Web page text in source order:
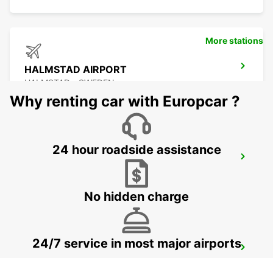
HALMSTAD AIRPORT
HALMSTAD - SWEDEN
HALMSTAD TAGSTATION
More stations
Why renting car with Europcar ?
24 hour roadside assistance
No hidden charge
24/7 service in most major airports